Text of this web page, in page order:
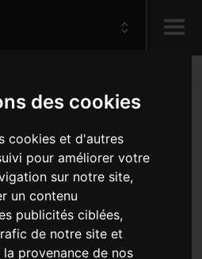
des cookies
cookies et d'autres
pour améliorer votre
sur notre site,
un contenu
publicités ciblées,
de notre site et
provenance de nos
&